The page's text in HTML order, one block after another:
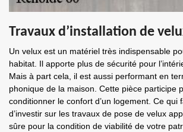
Travaux d’installation de
Un velux est un matériel très indispensable
habitat. Il apporte plus de sécurité pour
Mais à part cela, il est aussi performant en
phonique de la maison. Cette pièce participe
conditionner le confort d’un logement. Ce qui
d’investir sur les travaux de pose de velux
sûre pour la condition de viabilité de votre